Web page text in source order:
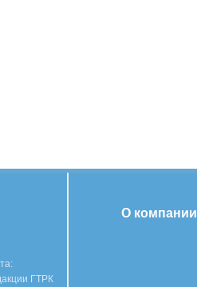
ГТРК
О компании